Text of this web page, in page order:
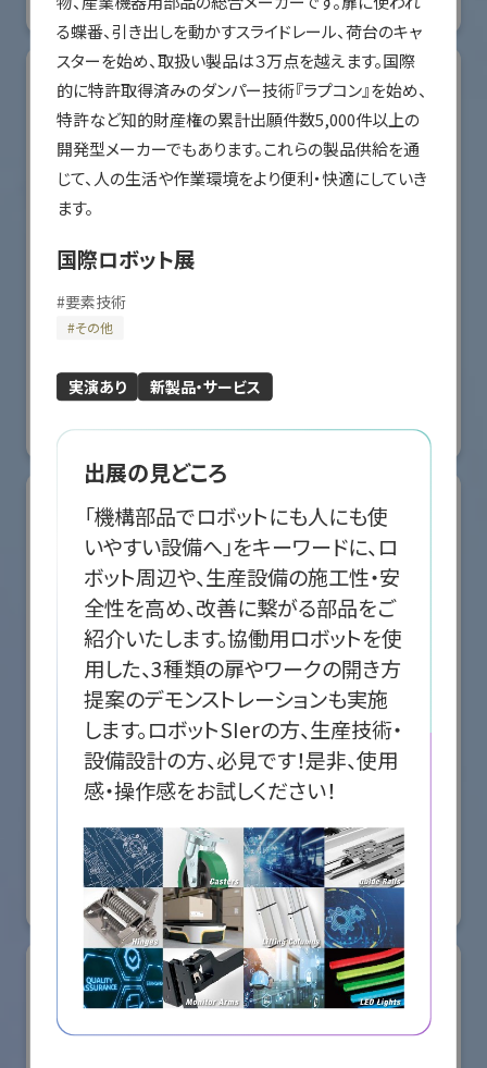
る蝶番、引き出しを動かすスライドレール、荷台のキャ
スターを始め、取扱い製品は３万点を越えます。国際
的に特許取得済みのダンパー技術『ラプコン』を始め、
特許など知的財産権の累計出願件数5,000件以上の
開発型メーカーでもあります。これらの製品供給を通
じて、人の生活や作業環境をより便利・快適にしていき
ます。
国際ロボット展
#要素技術
#その他
実演あり 新製品・サービス
出展の見どころ
「機構部品でロボットにも人にも使
いやすい設備へ」をキーワードに、ロ
ボット周辺や、生産設備の施工性・安
全性を高め、改善に繋がる部品をご
紹介いたします。協働用ロボットを使
用した、3種類の扉やワークの開き方
提案のデモンストレーションも実施
します。ロボットSIerの方、生産技術・
設備設計の方、必見です！是非、使用
感・操作感をお試しください！
リアル会場小間番号 : W2-36
#スマートプロダクションロボット #スマートコミュニティロボット
リアル会場小間番号 : E5-10
株式会社クリエイティブテクノロジー
国際ロボット展
#スマートプロダクションロボット #スマートコミュニティロボット
リアル会場小間番号 : E5-08